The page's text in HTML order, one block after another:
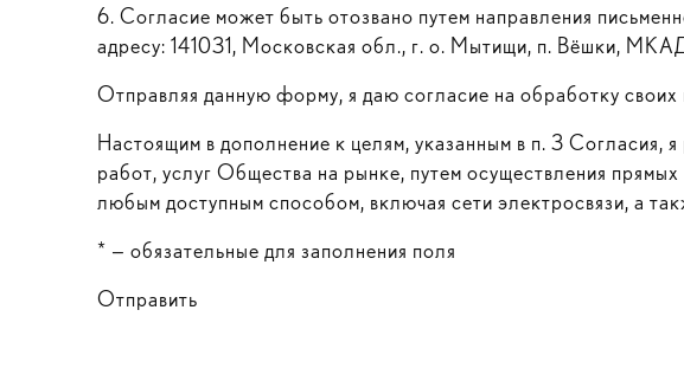
6. Согласие может быть отозвано путем направления
адресу: 141031, Московская обл., г. о. Мытищи, п. Вёшки,
Отправляя данную форму, я даю согласие на обработку
Настоящим в дополнение к целям, указанным в п. 3
работ, услуг Общества на рынке, путем осуществления
любым доступным способом, включая сети электросвязи, а
* — обязательные для заполнения поля
Отправить